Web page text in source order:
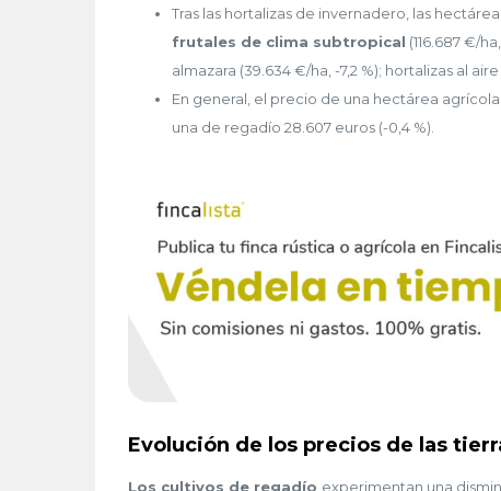
Tras las hortalizas de invernadero, las
frutales de clima subtropical (116.687 €/
almazara (39.634 €/ha, -7,2 %); hortalizas al
En general, el precio de una hectárea agrícola
una de regadío 28.607 euros (-0,4 %).
Evolución de los precios de las
Los cultivos de regadío experimentan una